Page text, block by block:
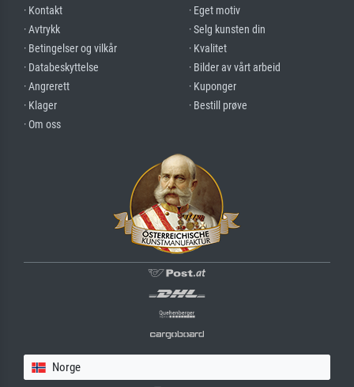
· Kontakt
· Avtrykk
· Betingelser og vilkår
· Databeskyttelse
· Angrerett
· Klager
· Om oss
· Eget motiv
· Selg kunsten din
· Kvalitet
· Bilder av vårt arbeid
· Kuponger
· Bestill prøve
Norge